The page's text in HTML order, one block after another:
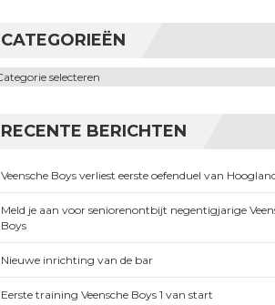
CATEGORIEËN
RECENTE BERICHTEN
Veensche Boys verliest eerste oefenduel van
Meld je aan voor seniorenontbijt negentigjarige
Boys
Nieuwe inrichting van de bar
Eerste training Veensche Boys 1 van start